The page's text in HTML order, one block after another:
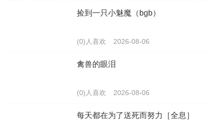
捡到一只小魅魔（bgb）
(0)人喜欢 2026-08-06
禽兽的眼泪
(0)人喜欢 2026-08-06
每天都在为了送死而努力［全息］